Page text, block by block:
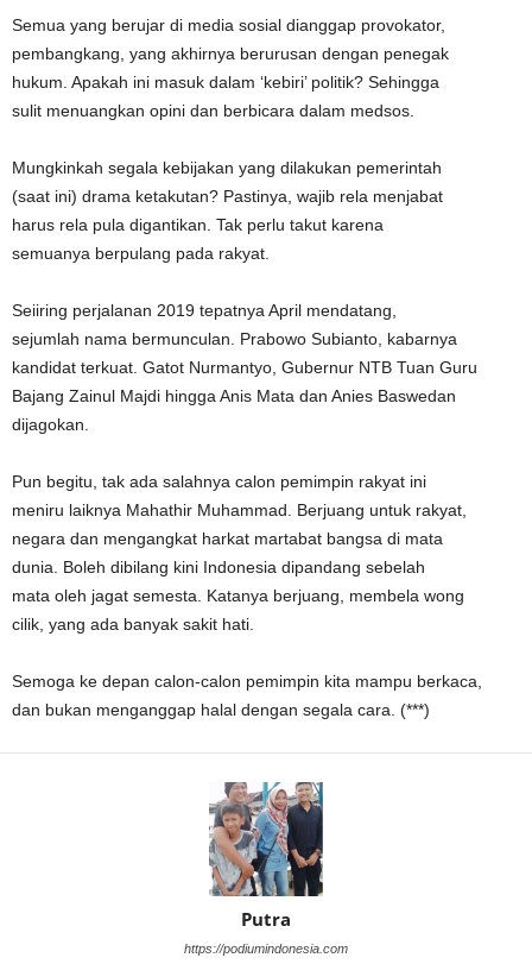
Semua yang berujar di media sosial dianggap provokator,
pembangkang, yang akhirnya berurusan dengan penegak
hukum. Apakah ini masuk dalam ‘kebiri’ politik? Sehingga
sulit menuangkan opini dan berbicara dalam medsos.
Mungkinkah segala kebijakan yang dilakukan pemerintah
(saat ini) drama ketakutan? Pastinya, wajib rela menjabat
harus rela pula digantikan. Tak perlu takut karena
semuanya berpulang pada rakyat.
Seiiring perjalanan 2019 tepatnya April mendatang,
sejumlah nama bermunculan. Prabowo Subianto, kabarnya
kandidat terkuat. Gatot Nurmantyo, Gubernur NTB Tuan Guru
Bajang Zainul Majdi hingga Anis Mata dan Anies Baswedan
dijagokan.
Pun begitu, tak ada salahnya calon pemimpin rakyat ini
meniru laiknya Mahathir Muhammad. Berjuang untuk rakyat,
negara dan mengangkat harkat martabat bangsa di mata
dunia. Boleh dibilang kini Indonesia dipandang sebelah
mata oleh jagat semesta. Katanya berjuang, membela wong
cilik, yang ada banyak sakit hati.
Semoga ke depan calon-calon pemimpin kita mampu berkaca,
dan bukan menganggap halal dengan segala cara. (***)
Putra
https://podiumindonesia.com